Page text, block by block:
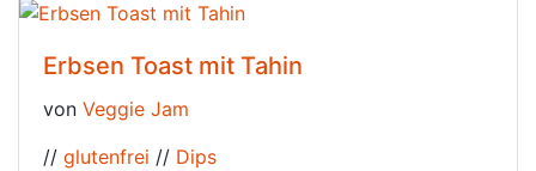
Erbsen Toast mit Tahin
von Veggie Jam
// glutenfrei // Dips